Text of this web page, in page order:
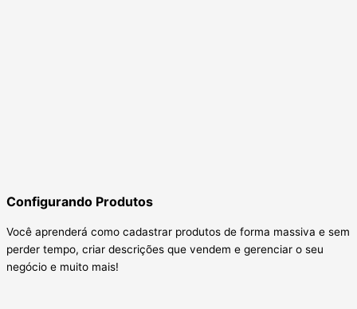
Configurando Produtos
Você aprenderá como cadastrar produtos de forma massiva e sem
perder tempo, criar descrições que vendem e gerenciar o seu
negócio e muito mais!